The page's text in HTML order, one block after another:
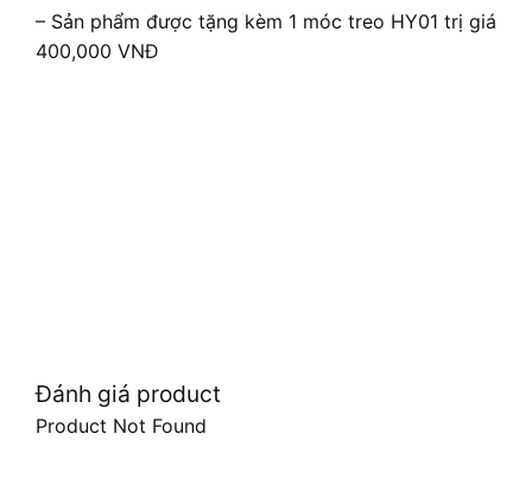
– Sản phẩm được tặng kèm 1 móc treo HY01 trị giá
400,000 VNĐ
Đánh giá product
Product Not Found